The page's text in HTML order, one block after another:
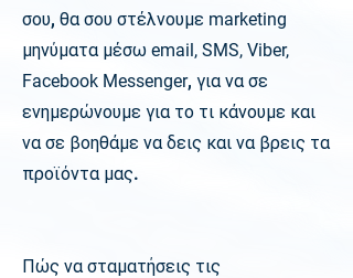
σου, θα σου στέλνουμε marketing
μηνύματα μέσω email, SMS, Viber,
Facebook Messenger, για να σε
ενημερώνουμε για το τι κάνουμε και
να σε βοηθάμε να δεις και να βρεις τα
προϊόντα μας.
Πώς να σταματήσεις τις